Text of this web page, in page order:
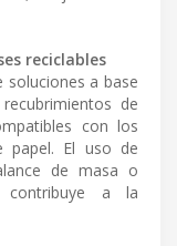
reciclables
soluciones a base
de
con los
papel. El uso de
de masa o
contribuye a la